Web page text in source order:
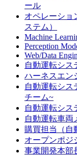
ール
オペレーショ
ステム）
Machine
Perception
Web/Data
自動運転シス
ハーネスエン
自動運転シス
チーム~
自動運転シス
自動運転車両
購買担当（自
オープンポジ
事業開発本部